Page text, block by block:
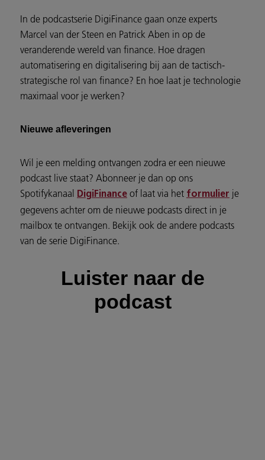
In de podcastserie DigiFinance gaan onze experts
Marcel van der Steen en Patrick Aben in op de
veranderende wereld van finance. Hoe dragen
automatisering en digitalisering bij aan de tactisch-
strategische rol van finance? En hoe laat je technologie
maximaal voor je werken?
Nieuwe afleveringen
Wil je een melding ontvangen zodra er een nieuwe
podcast live staat? Abonneer je dan op ons
Spotifykanaal
DigiFinance of laat via het formulier je
gegevens achter om de nieuwe podcasts direct in je
mailbox te ontvangen. Bekijk ook de andere podcasts
van de serie DigiFinance.
Luister naar de
podcast